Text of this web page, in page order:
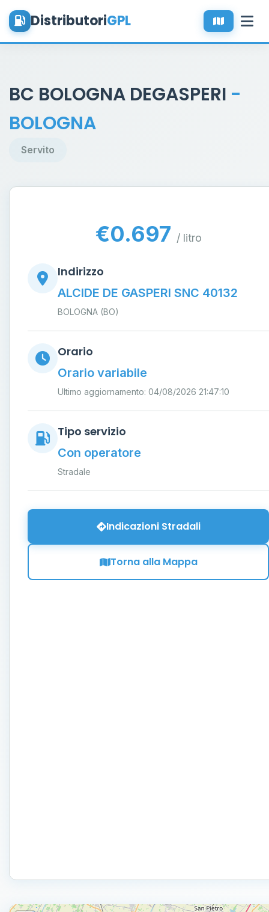
DistributoriGPL
BC BOLOGNA DEGASPERI -
BOLOGNA
Servito
€0.697 / litro
Indirizzo
ALCIDE DE GASPERI SNC 40132
BOLOGNA (BO)
Orario
Orario variabile
Ultimo aggiornamento: 04/08/2026 21:47:10
Tipo servizio
Con operatore
Stradale
Indicazioni Stradali
Torna alla Mappa